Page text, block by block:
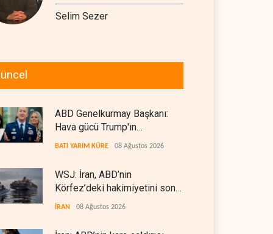
Selim Sezer
ABD Genelkurmay Başkanı:
Hava gücü Trump'ın
hedeflerine yetmez
BATI YARIM KÜRE 08 Ağustos 2026
WSJ: İran, ABD’nin
Körfez’deki hakimiyetini sona
erdiriyor
İRAN 08 Ağustos 2026